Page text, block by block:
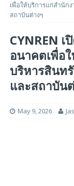
เพื่อให้บริการแก่สำนัก
สถาบันต่างๆ
CYNREN
อนาคตเพื่อ
บริหารสินท
และสถาบัน
May 9, 2026